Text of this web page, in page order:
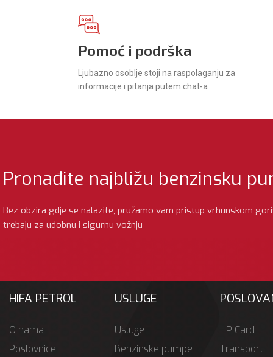
Pomoć i podrška
Ljubazno osoblje stoji na raspolaganju za
informacije i pitanja putem chat-a
Pronađite najbližu benzinsku
Bez obzira gdje se nalazite, pružamo vam pristup vrhunskom
trebaju za udobnu i sigurnu vožnju
HIFA PETROL
O nama
Poslovnice
USLUGE
Usluge
Benzinske pumpe
HP Card
Transport